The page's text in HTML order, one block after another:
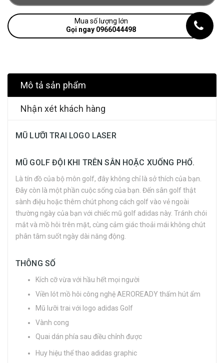
Mua số lượng lớn
Gọi ngay 0966044498
Mô tả sản phẩm
Nhận xét khách hàng
MŨ LƯỠI TRAI LOGO LASER
MŨ GOLF ĐỘI KHI TRÊN SÂN HOẶC XUỐNG PHỐ.
Là tín đồ của bộ môn golf, đây không chỉ là sở thích của bạn.
Đây còn là một phần cuộc sống của bạn. Đến sân golf thật
sành điệu hoặc thêm chút phong cách golf vào vẻ ngoài
thường ngày của bạn với chiếc mũ golf adidas này. Tránh chói
mắt và mồ hôi trên mặt, cùng cảm giác thoải mái không chút
phân tâm suốt ngày dài năng động.
THÔNG SỐ
Kích cỡ vừa với hầu hết mọi người
Viền lót mồ hôi công nghệ AEROREADY thấm hút ẩm
Mũ lưỡi trai với logo adidas Golf
Vành cong
Quai dán phía sau điều chỉnh được
Huy hiệu thể thao adidas graphic